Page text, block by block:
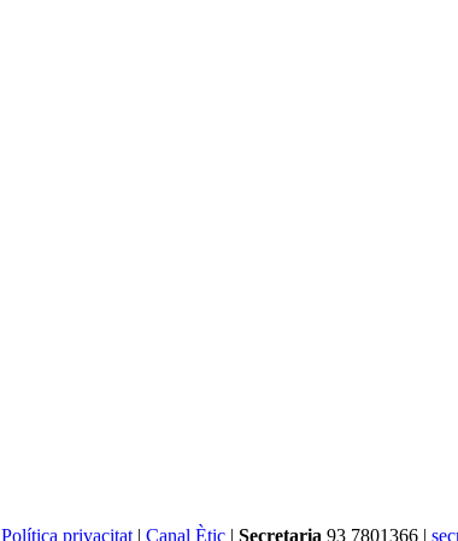
Política privacitat | Canal Ètic | Secretaria 93 7801366 |